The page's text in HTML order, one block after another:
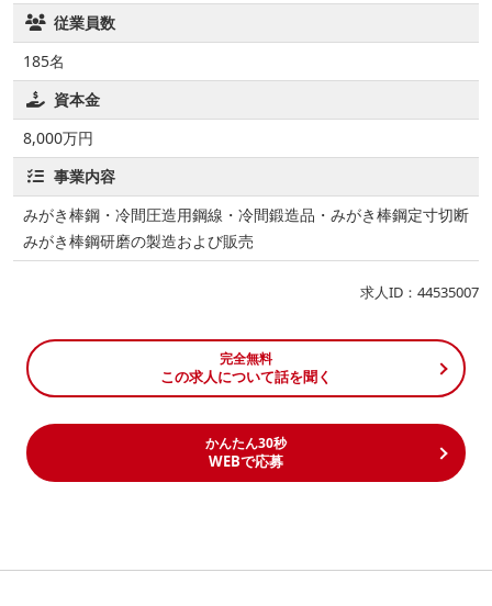
従業員数
185名
資本金
8,000万円
事業内容
みがき棒鋼・冷間圧造用鋼線・冷間鍛造品・みがき棒鋼定寸切断
みがき棒鋼研磨の製造および販売
求人ID：44535007
完全無料
この求人について話を聞く
かんたん30秒
WEBで応募